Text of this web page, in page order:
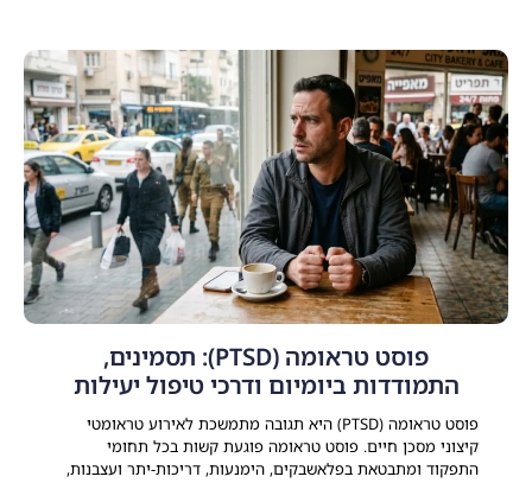
פוסט טראומה (PTSD): תסמינים,
התמודדות ביומיום ודרכי טיפול יעילות
פוסט טראומה (PTSD) היא תגובה מתמשכת לאירוע טראומטי
קיצוני מסכן חיים. פוסט טראומה פוגעת קשות בכל תחומי
התפקוד ומתבטאת בפלאשבקים, הימנעות, דריכות-יתר ועצבנות,